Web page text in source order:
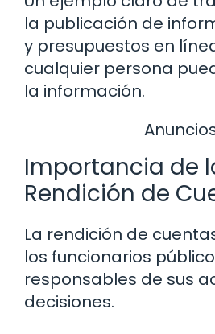
la publicación de
y presupuestos en
cualquier persona
la información.
Importancia de
Rendición de
La rendición de
los funcionarios
responsables de sus
decisiones.